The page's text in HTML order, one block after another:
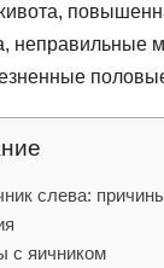
неправильные
слева:
с яичником